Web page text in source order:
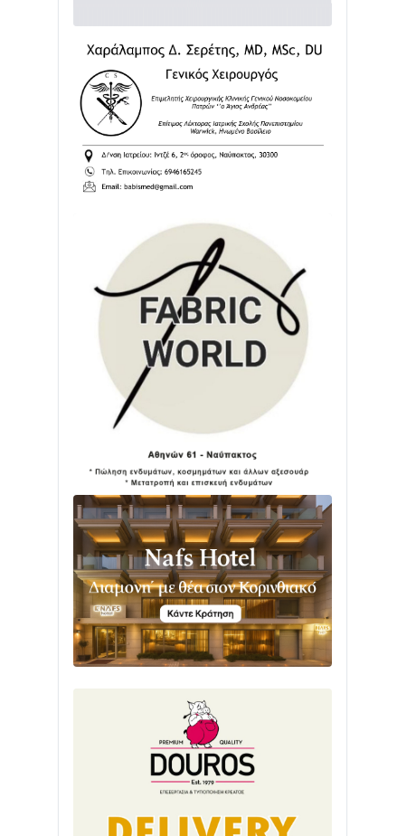
Διαβάστε την «Ναυπακτία» που
κυκλοφορεί
31/07 • 08:16
Δωρίδα για Όλους: «Καμία εκχώρηση
των νερών στην ΕΥΔΑΠ»
28/07 • 21:46
ΕΚΤΑΚΤΟ – ΝΑΥΠΑΚΤΙΑ: ΣΥΝΑΓΕΡΜΟΣ
ΣΤΗΝ ΠΥΡΟΣΒΕΣΤΙΚΗ ΓΙΑ ΦΩΤΙΑ ΣΤΟΝ
ΑΓΙΟ ΗΛΙΑ ΠΡΙΝ ΤΗ ΓΡΑΝΙΤΣΑ